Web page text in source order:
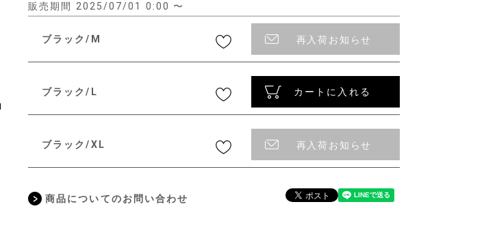
販売期間 2025/07/01 0:00 〜
ブラック/M 再入荷お知らせ
ブラック/L カートに入れる
ブラック/XL 再入荷お知らせ
商品についてのお問い合わせ